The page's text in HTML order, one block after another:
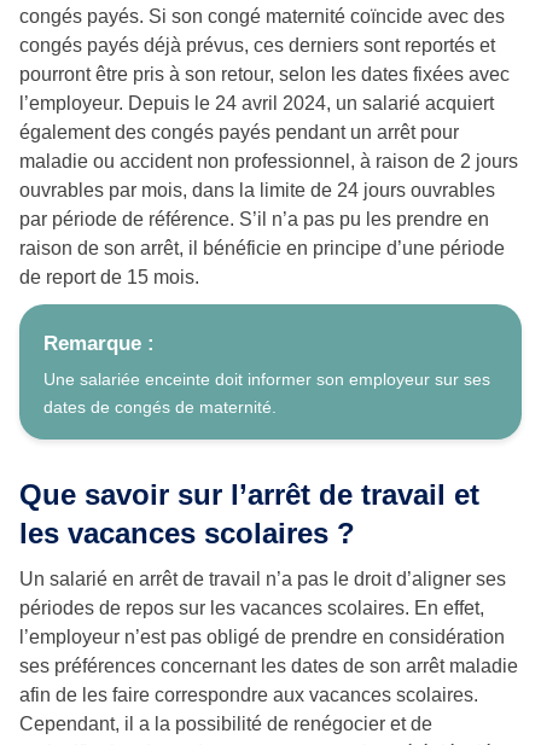
congés payés. Si son congé maternité coïncide avec des
congés payés déjà prévus, ces derniers sont reportés et
pourront être pris à son retour, selon les dates fixées avec
l’employeur. Depuis le 24 avril 2024, un salarié acquiert
également des congés payés pendant un arrêt pour
maladie ou accident non professionnel, à raison de 2 jours
ouvrables par mois, dans la limite de 24 jours ouvrables
par période de référence. S’il n’a pas pu les prendre en
raison de son arrêt, il bénéficie en principe d’une période
de report de 15 mois.
Remarque :
Une salariée enceinte doit informer son employeur sur ses
dates de congés de maternité.
Que savoir sur l’arrêt de travail et
les vacances scolaires ?
Un salarié en arrêt de travail n’a pas le droit d’aligner ses
périodes de repos sur les vacances scolaires. En effet,
l’employeur n’est pas obligé de prendre en considération
ses préférences concernant les dates de son arrêt maladie
afin de les faire correspondre aux vacances scolaires.
Cependant, il a la possibilité de renégocier et de